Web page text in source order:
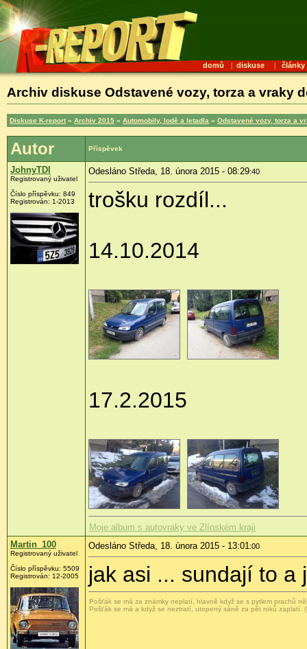
domů | diskuse | články
Archiv diskuse Odstavené vozy, torza a vraky
Diskuse K-report » Archiv 2015 » Automobily, lodě a letadla » Odstavené vozy, torza a
Autor Příspěvek
JohnyTDI
Registrovaný uživatel
Číslo příspěvku: 849
Registrován: 1-2013
Odesláno Středa, 18. února 2015 - 08:29:40
trošku rozdíl...
14.10.2014
17.2.2015
Moje album s autovraky ve Zlínském kraji
Martin_100
Registrovaný uživatel
Číslo příspěvku: 5509
Registrován: 12-2005
Odesláno Středa, 18. února 2015 - 13:01 :00
jak asi ... sundají to a
Pošťák se má za známky neplatí, hlavně když se s pytlem prachů
Pošťák se má a když se neztratí, utopený sáně za pět roků zaplatí.